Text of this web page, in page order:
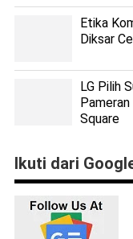
Etika
Diksar
LG Pilih
Square
Ikuti dari